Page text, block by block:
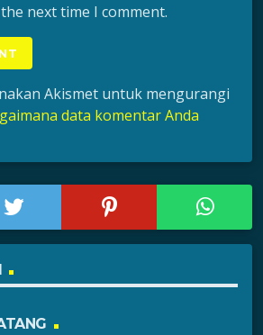
next time I comment.
Akismet untuk mengurangi
data komentar Anda